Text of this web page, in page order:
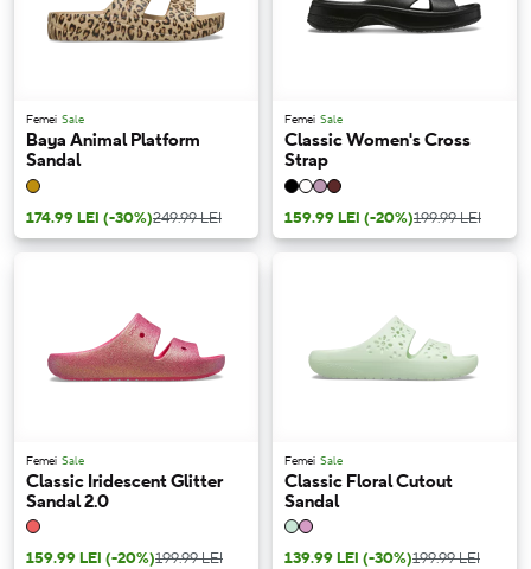
Femei Sale
Baya Animal Platform
Sandal
174.99 LEI (-30%)249.99 LEI
Femei Sale
Classic Women's Cross
Strap
159.99 LEI (-20%)199.99 LEI
Femei Sale
Classic Iridescent Glitter
Sandal 2.0
159.99 LEI (-20%)199.99 LEI
Femei Sale
Classic Floral Cutout
Sandal
139.99 LEI (-30%)199.99 LEI